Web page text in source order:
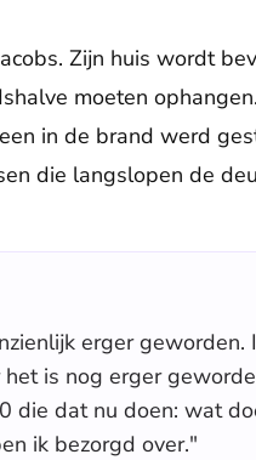
Zijn huis wordt
moeten
in de brand werd
die langslopen de
erger
is nog erger
die dat nu doen: wat
ik bezorgd over."